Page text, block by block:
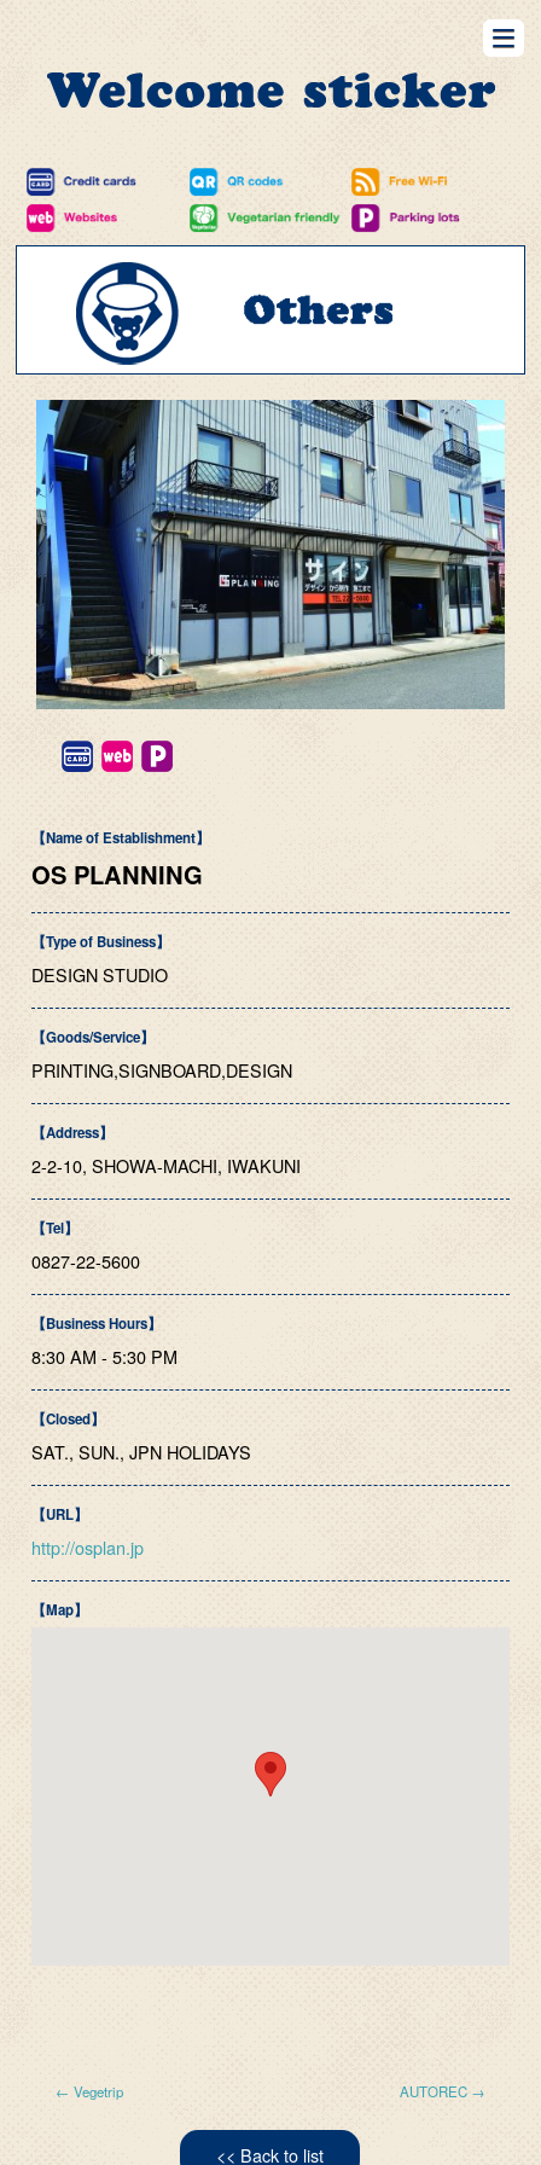
RestaurantsBar Retails Hotels Barbers&BeautySalons
RealEstates
【Name of Establishment】
OS PLANNING
【Type of Business】
DESIGN STUDIO
【Goods/Service】
PRINTING,SIGNBOARD,DESIGN
【Address】
2-2-10, SHOWA-MACHI, IWAKUNI
【Tel】
0827-22-5600
【Business Hours】
8:30 AM - 5:30 PM
【Closed】
SAT., SUN., JPN HOLIDAYS
【URL】
http://osplan.jp
【Map】
← Vegetrip AUTOREC →
<< Back to list